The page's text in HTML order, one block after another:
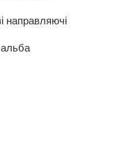
направляючі